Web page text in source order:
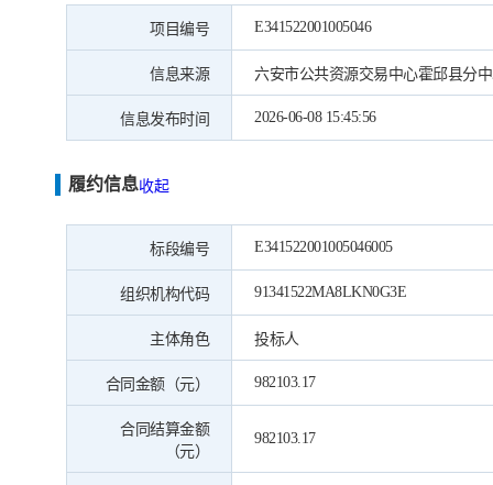
项目编号 E341522001005046
信息来源 六安市公共资源交易中心霍邱县分
信息发布时间 2026-06-08 15:45:56
履约信息收起
标段编号 E341522001005046005
组织机构代码 91341522MA8LKN0G3E
主体角色 投标人
合同金额（元） 982103.17
合同结算金额
（元）
982103.17